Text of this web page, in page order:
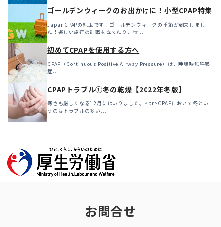
ゴールデンウィークのお出かけに！小型CPAP特集
JapanCPAPの児玉です！ゴールデンウィークの季節が到来しまし
た！楽しい旅行の計画を立てたり、特...
初めてCPAPを使用する方へ
CPAP（Continuous Positive Airway Pressure）は、睡眠時無呼吸
症...
CPAPトラブル①冬の乾燥【2022年冬版】
寒さも厳しくなる12月にはいりました。<br>CPAPにおいて冬とい
うのはトラブルの多い...
お問合せ